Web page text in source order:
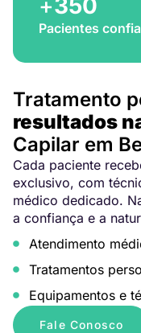
+350
Pacientes
Tratamento
resultados
Capilar em
Cada paciente
exclusivo, com
médico dedicado.
a confiança e a
Atendimento
Tratamentos
Equipamentos e
Fale Conosco